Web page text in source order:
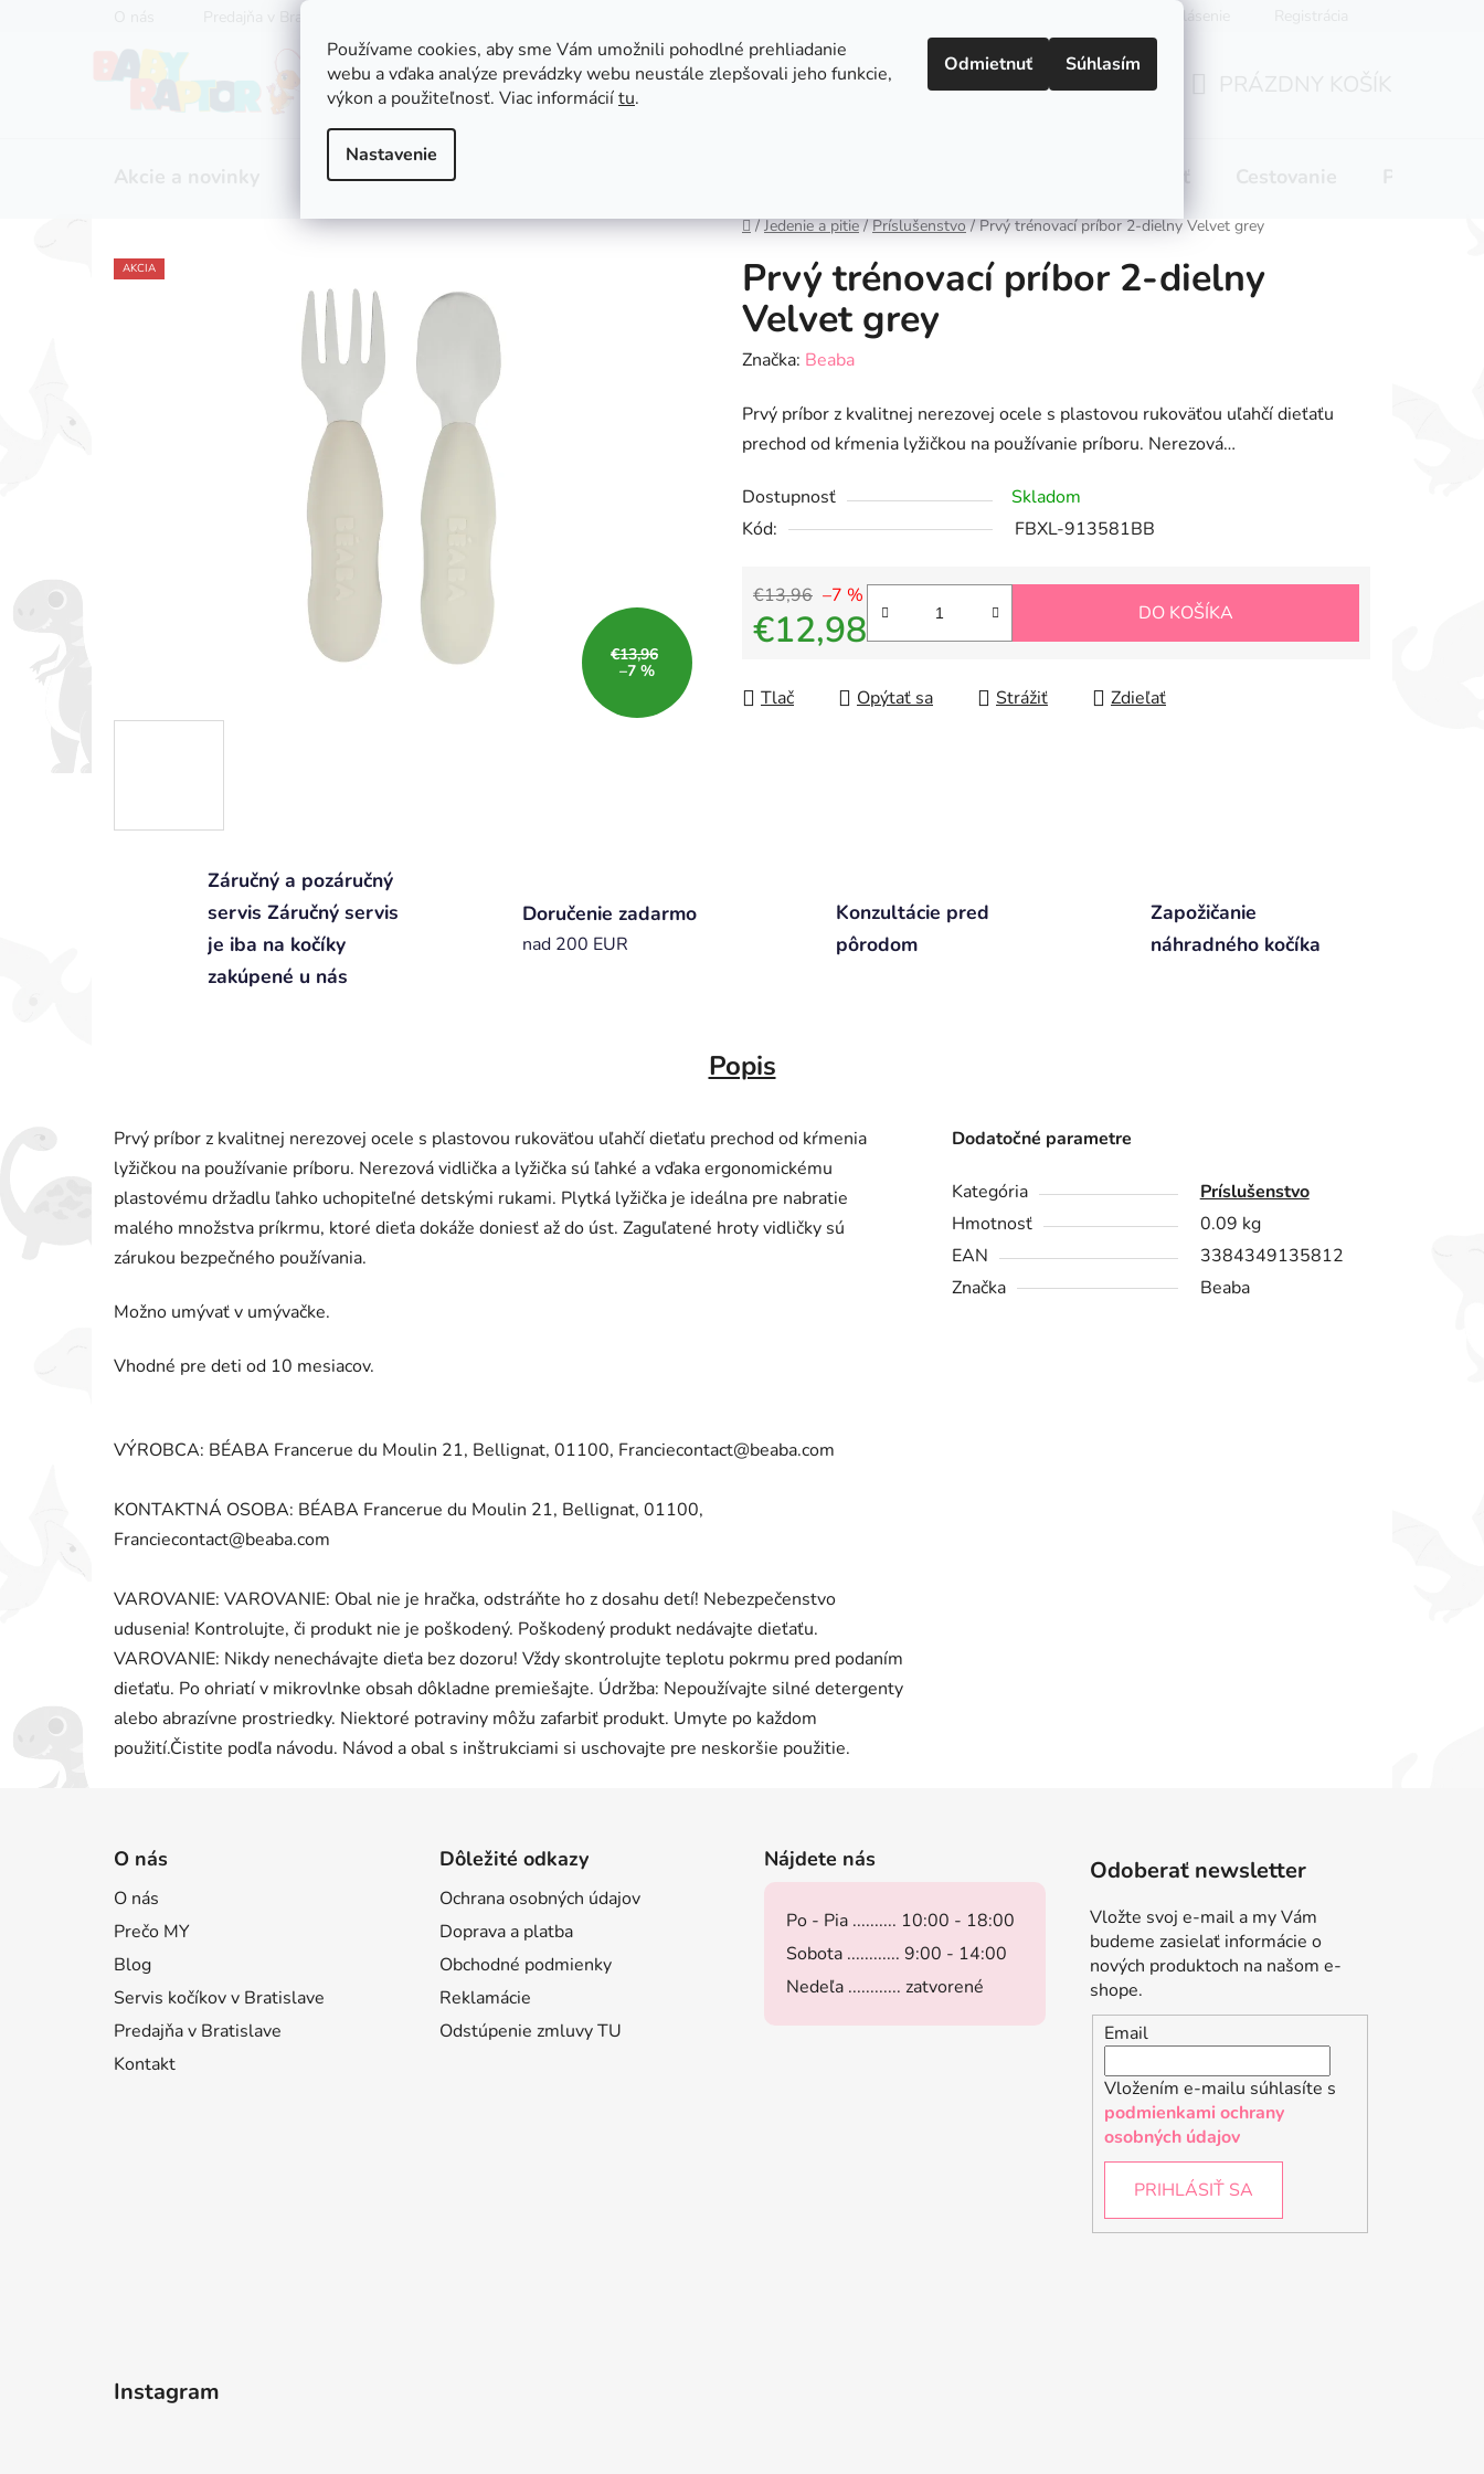
Používame cookies, aby sme Vám umožnili pohodlné prehliadanie
webu a vďaka analýze prevádzky webu neustále zlepšovali jeho funkcie,
výkon a použiteľnosť. Viac informáciítu.
Nastavenie
Odmietnuť Súhlasím
Predajňa v Bratislave Prihlásenie
Zľavy Kočíky
Domov
/ Jedenie a pitie / Príslušenstvo / Prvý trénovací príbor 2-dielny Velvet grey
Prvý trénovací príbor 2-dielny
Velvet grey
Značka: Beaba
Prvý príbor z kvalitnej nerezovej ocele s plastovou rukoväťou uľahčí dieťaťu
prechod od kŕmenia lyžičkou na používanie príboru. Nerezová…
Dostupnosť
Skladom
Kód:
FBXL-913581BB
€13,96 –7 %
€12,98 DO KOŠÍKA
Tlač Opýtať sa Strážiť Zdieľať
AKCIA
€13,96
–7 %
Záručný a pozáručný
servis Záručný servis
je iba na kočíky
zakúpené u nás
Doručenie zadarmo
nad 200 EUR
Konzultácie pred
pôrodom
Zapožičanie
náhradného kočíka
Popis
Prvý príbor z kvalitnej nerezovej ocele s plastovou rukoväťou uľahčí dieťaťu prechod od kŕmenia
lyžičkou na používanie príboru. Nerezová vidlička a lyžička sú ľahké a vďaka ergonomickému
plastovému držadlu ľahko uchopiteľné detskými rukami. Plytká lyžička je ideálna pre nabratie
malého množstva príkrmu, ktoré dieťa dokáže doniesť až do úst. Zaguľatené hroty vidličky sú
zárukou bezpečného používania.
Možno umývať v umývačke.
Vhodné pre deti od 10 mesiacov.
VÝROBCA: BÉABA Francerue du Moulin 21, Bellignat, 01100, Franciecontact@beaba.com
KONTAKTNÁ OSOBA: BÉABA Francerue du Moulin 21, Bellignat, 01100,
Franciecontact@beaba.com
VAROVANIE: VAROVANIE: Obal nie je hračka, odstráňte ho z dosahu detí! Nebezpečenstvo
udusenia! Kontrolujte, či produkt nie je poškodený. Poškodený produkt nedávajte dieťaťu.
VAROVANIE: Nikdy nenechávajte dieťa bez dozoru! Vždy skontrolujte teplotu pokrmu pred podaním
dieťaťu. Po ohriatí v mikrovlnke obsah dôkladne premiešajte. Údržba: Nepoužívajte silné detergenty
alebo abrazívne prostriedky. Niektoré potraviny môžu zafarbiť produkt. Umyte po každom
použití.Čistite podľa návodu. Návod a obal s inštrukciami si uschovajte pre neskoršie použitie.
Dodatočné parametre
Kategória
Príslušenstvo
Hmotnosť
0.09 kg
EAN
3384349135812
Značka
Beaba
O nás
O nás
Prečo MY
Blog
Servis kočíkov v Bratislave
Predajňa v Bratislave
Kontakt
Dôležité odkazy
Ochrana osobných údajov
Doprava a platba
Obchodné podmienky
Reklamácie
Odstúpenie zmluvy TU
Nájdete nás
Po - Pia .......... 10:00 - 18:00
Sobota ............ 9:00 - 14:00
Nedeľa ............ zatvorené
Odoberať newsletter
Vložte svoj e-mail a my Vám
budeme zasielať informácie o
nových produktoch na našom e-
shope.
Email
Vložením e-mailu súhlasíte s
podmienkami ochrany
osobných údajov
PRIHLÁSIŤ SA
Instagram